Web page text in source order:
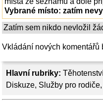
Hlavní rubriky:
Diskuze, Služby pro rodiče,
Vybrané místo: zatím
Zatím sem nikdo nevložil
Vkládání nových komentářů